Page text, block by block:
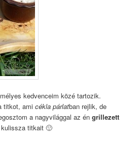
kedvenceim közé tartozik.
titkot, amicékla párlatban rejlik, de
a nagyvilággal az éngrillezett
titkait 🙂